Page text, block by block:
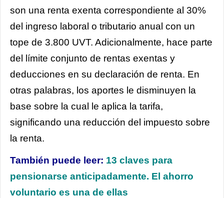
son una renta exenta correspondiente al 30%
del ingreso laboral o tributario anual con un
tope de 3.800 UVT. Adicionalmente, hace parte
del límite conjunto de rentas exentas y
deducciones en su declaración de renta. En
otras palabras, los aportes le disminuyen la
base sobre la cual le aplica la tarifa,
significando una reducción del impuesto sobre
la renta.
También puede leer: 13 claves para
pensionarse anticipadamente. El ahorro
voluntario es una de ellas